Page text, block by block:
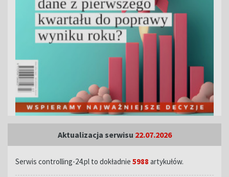
Aktualizacja serwisu 22.07.2026
Serwis controlling-24.pl to dokładnie 5988 artykułów.